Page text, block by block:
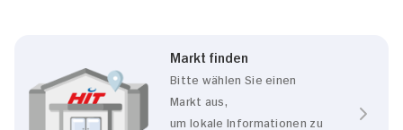
Markt finden
Bitte wählen Sie einen
Markt aus,
um lokale Informationen zu